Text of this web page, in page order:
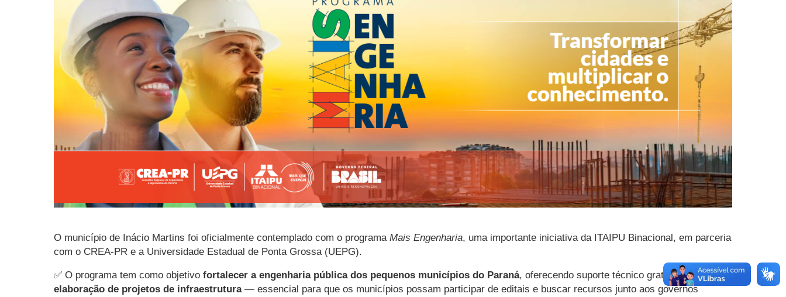
O município de Inácio Martins foi oficialmente contemplado com o programa Mais Engenharia, uma importante iniciativa da ITAIPU Binacional, em parceria
com o CREA-PR e a Universidade Estadual de Ponta Grossa (UEPG).
✅ O programa tem como objetivo fortalecer a engenharia pública dos pequenos municípios do Paraná, oferecendo suporte técnico gratuito para a
elaboração de projetos de infraestrutura— essencial para que os municípios possam participar de editais e buscar recursos junto aos governos